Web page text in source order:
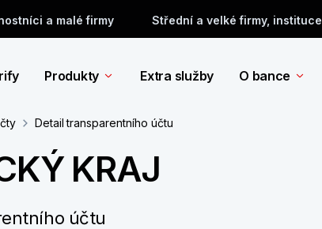
a malé firmy Střední a velké firmy, instituce
Produkty Extra služby O bance
Detail transparentního účtu
KRAJ
účtu